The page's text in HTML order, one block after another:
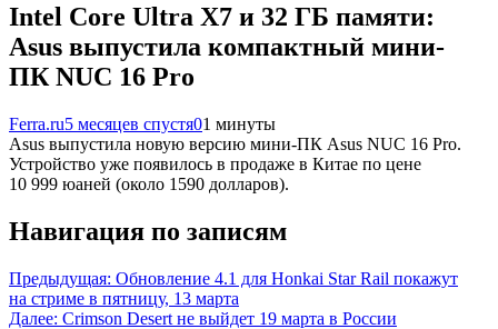
Intel Core Ultra X7 и 32 ГБ памяти:
Asus выпустила компактный мини-
ПК NUC 16 Pro
Ferra.ru5 месяцев спустя01 минуты
Asus выпустила новую версию мини-ПК Asus NUC 16 Pro.
Устройство уже появилось в продаже в Китае по цене
10 999 юаней (около 1590 долларов).
Навигация по записям
Предыдущая: Обновление 4.1 для Honkai Star Rail покажут
на стриме в пятницу, 13 марта
Далее: Crimson Desert не выйдет 19 марта в России